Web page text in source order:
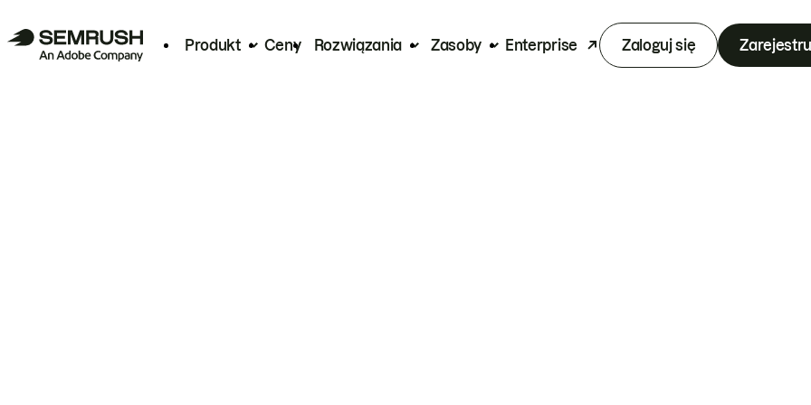
Produkt Ceny Rozwiązania Zasoby Enterprise Zaloguj się